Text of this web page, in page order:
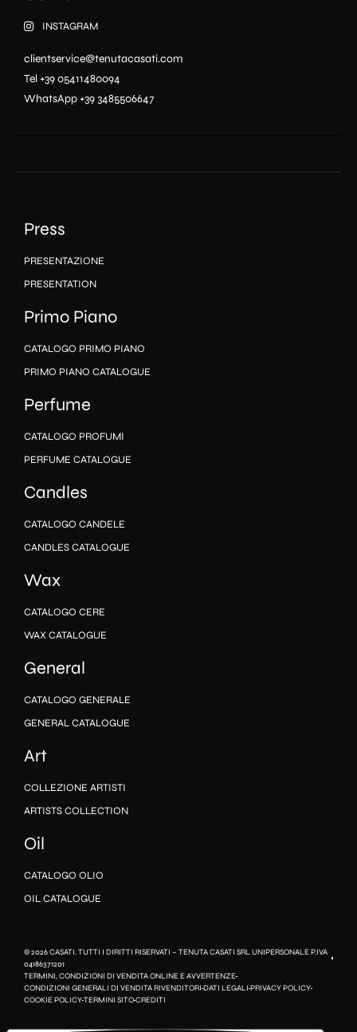
INSTAGRAM
clientservice@tenutacasati.com
Tel +39 05411480094
WhatsApp +39 3485506647
Press
PRESENTAZIONE
PRESENTATION
Primo Piano
CATALOGO PRIMO PIANO
PRIMO PIANO CATALOGUE
Perfume
CATALOGO PROFUMI
PERFUME CATALOGUE
Candles
CATALOGO CANDELE
CANDLES CATALOGUE
Wax
CATALOGO CERE
WAX CATALOGUE
General
CATALOGO GENERALE
GENERAL CATALOGUE
Art
COLLEZIONE ARTISTI
ARTISTS COLLECTION
Oil
CATALOGO OLIO
OIL CATALOGUE
© 2026 CASATI. TUTTI I DIRITTI RISERVATI – TENUTA CASATI SRL UNIPERSONALE P.IVA
04186371201
TERMINI, CONDIZIONI DI VENDITA ONLINE E AVVERTENZE
CONDIZIONI GENERALI DI VENDITA RIVENDITORI DATI LEGALI PRIVACY POLICY
COOKIE POLICYTERMINI SITOCREDITI